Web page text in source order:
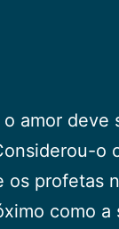
amor deve
o
profetas
como a